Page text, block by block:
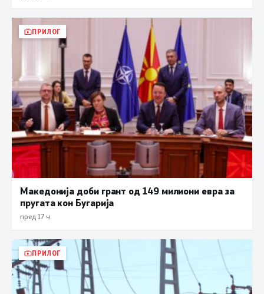
ПРИЛОГ
Македонија доби грант од 149 милиони евра за
пругата кон Бугарија
пред 17 ч.
ПРИЛОГ